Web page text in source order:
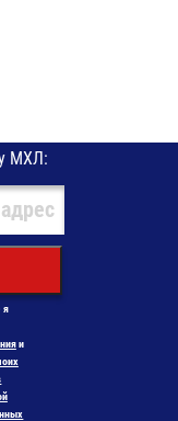
МХЛ:
я
и